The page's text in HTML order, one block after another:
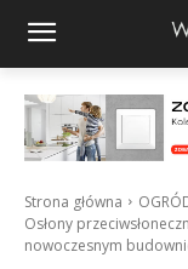
Strona główna
Osłony
nowoczesnym